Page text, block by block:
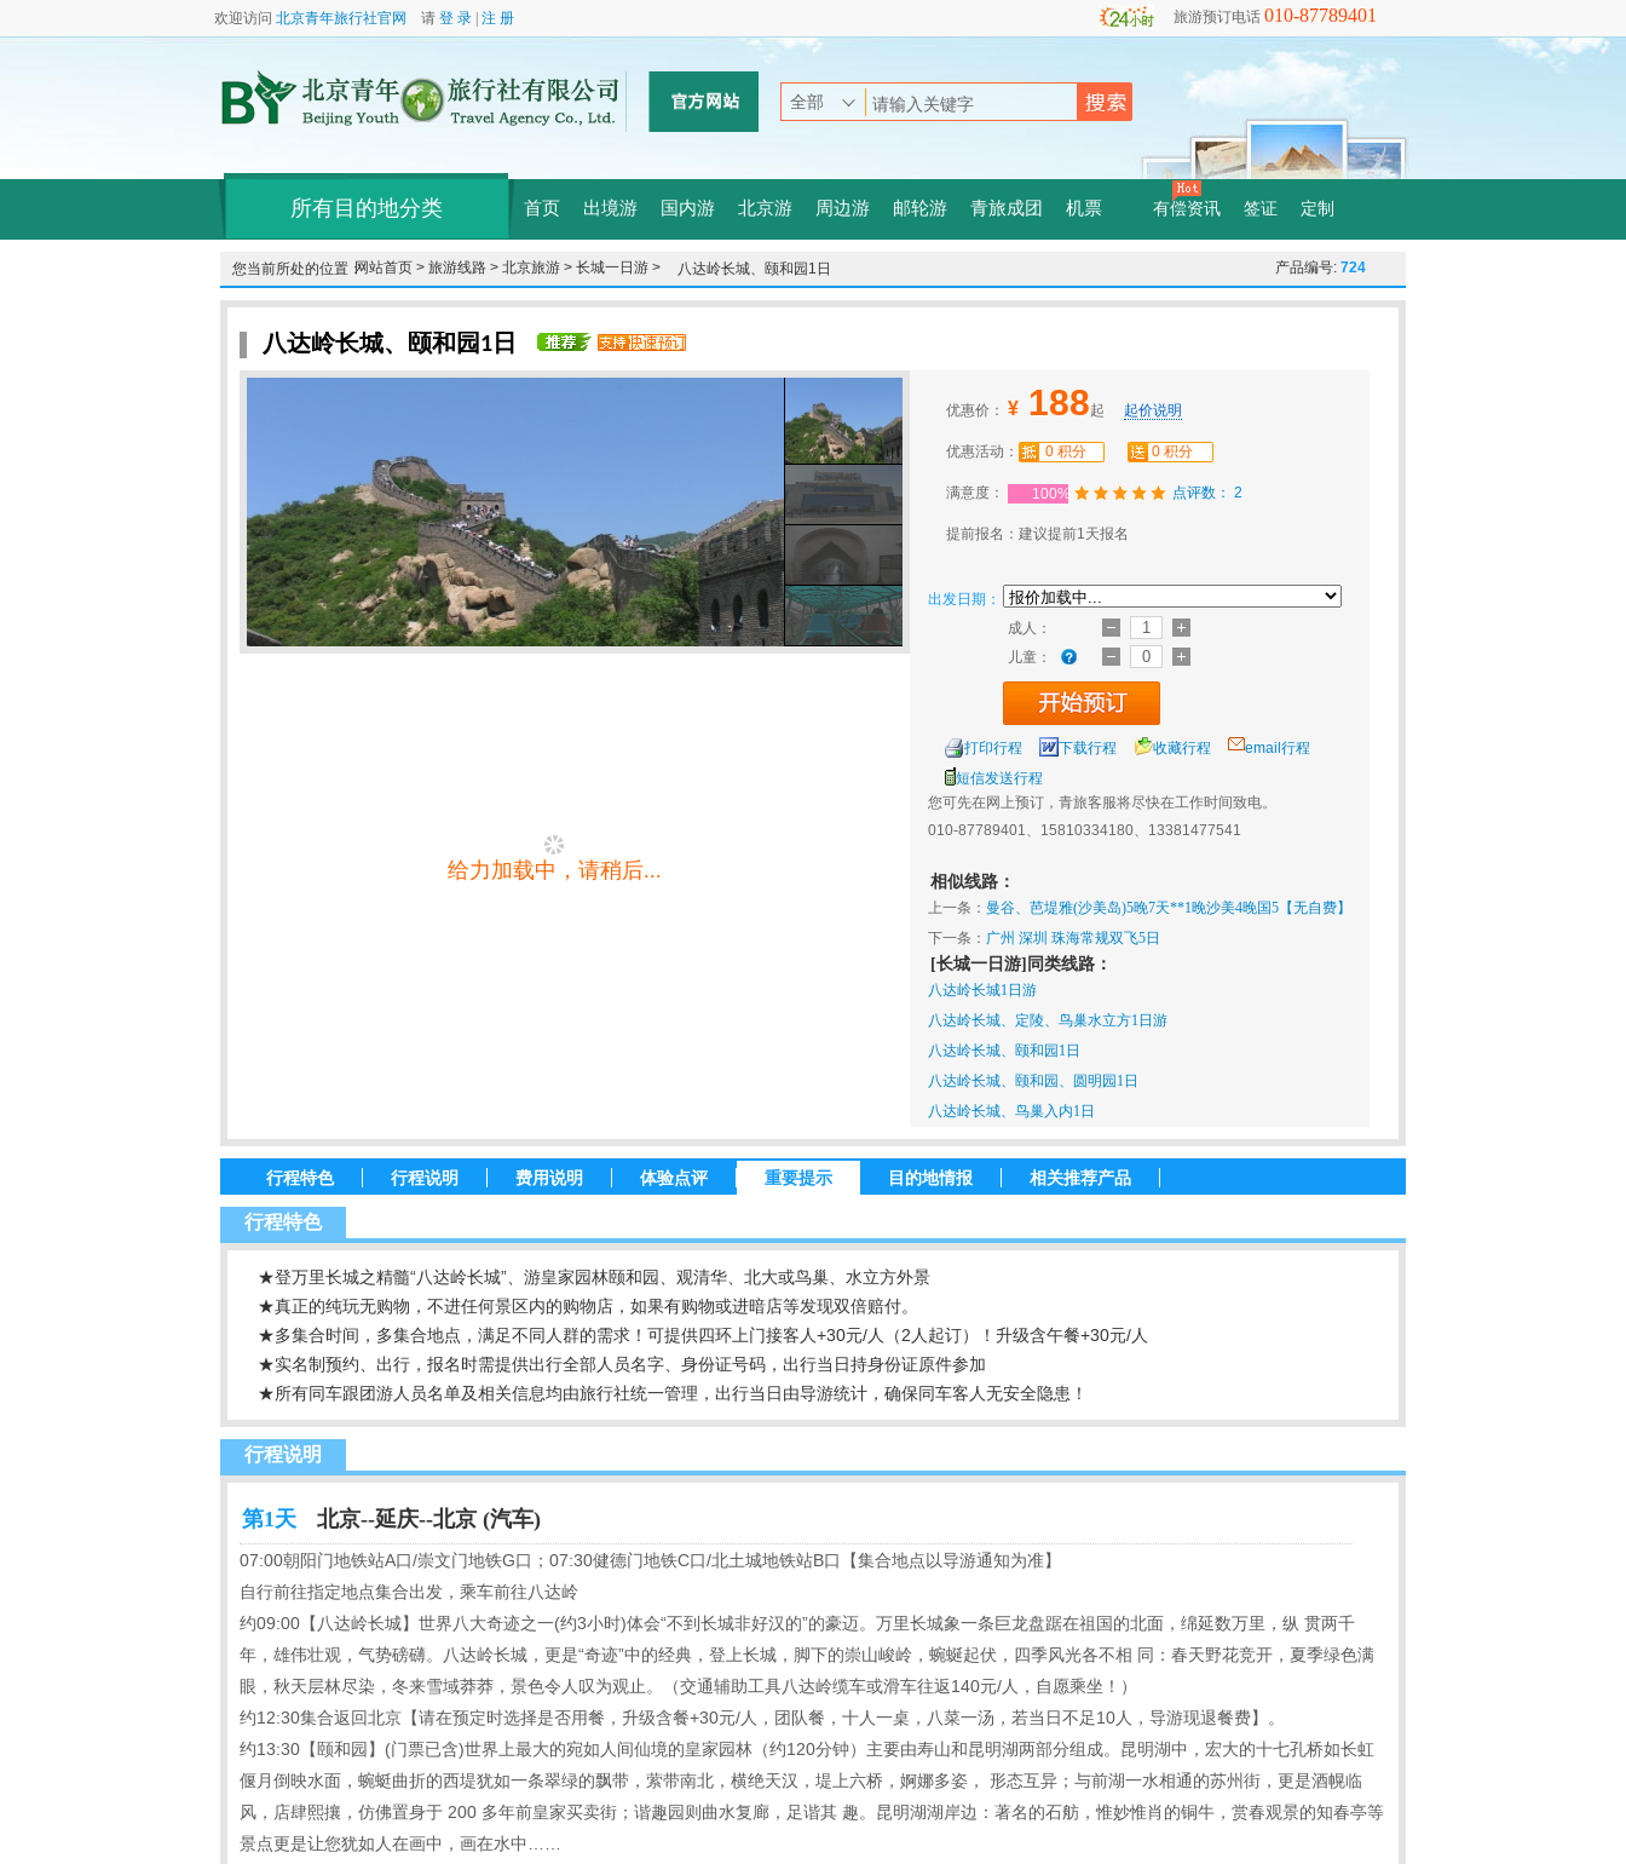
欢迎访问 北京青年旅行社官网 请 登 录 注 册 旅游预订电话 010-87789401
所有目的地分类 首页 出境游 国内游 北京游 周边游 邮轮游 青旅成团 机票 有偿资讯 签证 定制
您当前所处的位置：网站首页 > 旅游线路 > 北京旅游 > 长城一日游 > 八达岭长城、颐和园1日 产品编号: 724
八达岭长城、颐和园1日
给力加载中，请稍后...
优惠价： ¥ 188起 起价说明
优惠活动： 0 积分 0 积分
满意度： 100% 点评数： 2
提前报名：建议提前1天报名
出发日期：
成人：
儿童：
打印行程 下载行程 收藏行程
email行程
短信发送行程
您可先在网上预订，青旅客服将尽快在工作时间致电。
010-87789401、15810334180、13381477541
相似线路：
上一条： 曼谷、芭堤雅(沙美岛)5晚7天**1晚沙美4晚国5【无自费】
下一条： 广州 深圳 珠海常规双飞5日
[长城一日游]同类线路：
八达岭长城1日游
八达岭长城、定陵、鸟巢水立方1日游
八达岭长城、颐和园1日
八达岭长城、颐和园、圆明园1日
八达岭长城、鸟巢入内1日
行程特色 行程说明 费用说明 体验点评 重要提示 目的地情报 相关推荐产品
行程特色
★登万里长城之精髓“八达岭长城”、游皇家园林颐和园、观清华、北大或鸟巢、水立方外景
★真正的纯玩无购物，不进任何景区内的购物店，如果有购物或进暗店等发现双倍赔付。
★多集合时间，多集合地点，满足不同人群的需求！可提供四环上门接客人+30元/人（2人起订）！升级含午餐+30元/人
★实名制预约、出行，报名时需提供出行全部人员名字、身份证号码，出行当日持身份证原件参加
★所有同车跟团游人员名单及相关信息均由旅行社统一管理，出行当日由导游统计，确保同车客人无安全隐患！
行程说明
第1天 北京--延庆--北京 (汽车)
07:00朝阳门地铁站A口/崇文门地铁G口；07:30健德门地铁C口/北土城地铁站B口【集合地点以导游通知为准】
自行前往指定地点集合出发，乘车前往八达岭
约09:00【八达岭长城】世界八大奇迹之一(约3小时)体会“不到长城非好汉的”的豪迈。万里长城象一条巨龙盘踞在祖国的北面，绵延数万里，纵 贯两千
年，雄伟壮观，气势磅礴。八达岭长城，更是“奇迹”中的经典，登上长城，脚下的崇山峻岭，蜿蜒起伏，四季风光各不相 同：春天野花竞开，夏季绿色满
眼，秋天层林尽染，冬来雪域莽莽，景色令人叹为观止。（交通辅助工具八达岭缆车或滑车往返140元/人，自愿乘坐！）
约12:30集合返回北京【请在预定时选择是否用餐，升级含餐+30元/人，团队餐，十人一桌，八菜一汤，若当日不足10人，导游现退餐费】。
约13:30【颐和园】(门票已含)世界上最大的宛如人间仙境的皇家园林（约120分钟）主要由寿山和昆明湖两部分组成。昆明湖中，宏大的十七孔桥如长虹
偃月倒映水面，蜿蜓曲折的西堤犹如一条翠绿的飘带，萦带南北，横绝天汉，堤上六桥，婀娜多姿， 形态互异；与前湖一水相通的苏州街，更是酒幌临
风，店肆熙攘，仿佛置身于 200 多年前皇家买卖街；谐趣园则曲水复廊，足谐其 趣。昆明湖湖岸边：著名的石舫，惟妙惟肖的铜牛，赏春观景的知春亭等
景点更是让您犹如人在画中，画在水中……